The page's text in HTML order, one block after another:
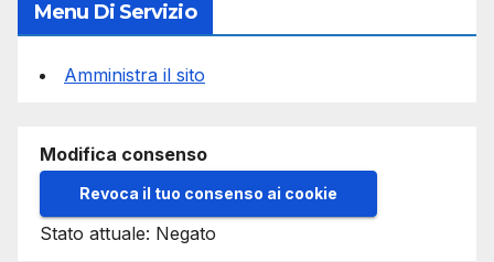
Menu Di Servizio
Amministra il sito
Modifica consenso
Revoca il tuo consenso ai cookie
Stato attuale: Negato